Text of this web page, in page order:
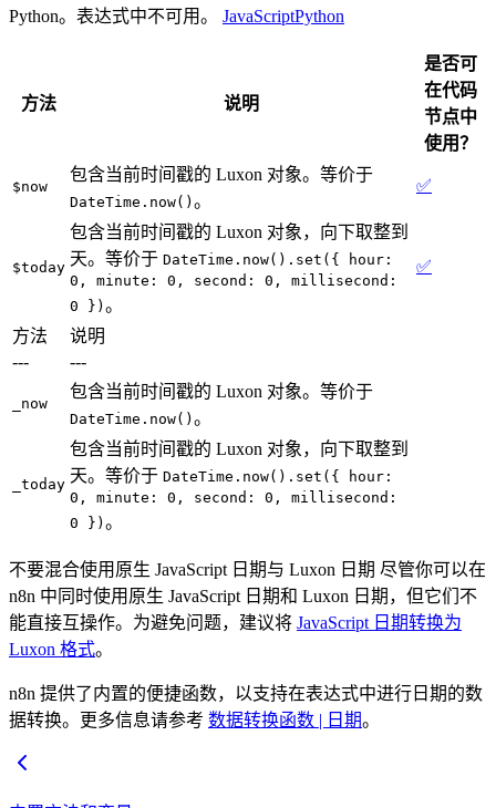
Python。表达式中不可用。 JavaScriptPython
方法 说明
是否可
在代码
节点中
使用？
$now
包含当前时间戳的 Luxon 对象。等价于
DateTime.now() 。
✅
$today
包含当前时间戳的 Luxon 对象，向下取整到
天。等价于 DateTime.now().set({ hour:
0, minute: 0, second: 0, millisecond:
0 }) 。
✅
方法
说明
---
---
_now
包含当前时间戳的 Luxon 对象。等价于
DateTime.now() 。
_today
包含当前时间戳的 Luxon 对象，向下取整到
天。等价于 DateTime.now().set({ hour:
0, minute: 0, second: 0, millisecond:
0 }) 。
不要混合使用原生 JavaScript 日期与 Luxon 日期 尽管你可以在
n8n 中同时使用原生 JavaScript 日期和 Luxon 日期，但它们不
能直接互操作。为避免问题，建议将 JavaScript 日期转换为
Luxon 格式。
n8n 提供了内置的便捷函数，以支持在表达式中进行日期的数
据转换。更多信息请参考 数据转换函数 | 日期。